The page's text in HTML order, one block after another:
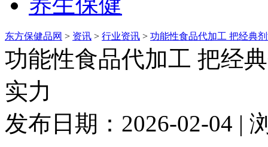
东方保健品网 > 资讯 > 行业资讯 > 功能性食品代加工 把经典
功能性食品代加工 把经
实力
发布日期：2026-02-04 |